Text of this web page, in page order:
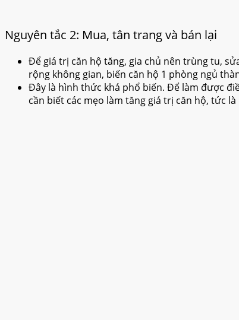
Nguyên tắc 2: Mua, tân trang và bán lại
Để giá trị căn hộ tăng, gia chủ nên trùng tu,
rộng không gian, biến căn hộ 1 phòng ngủ
Đây là hình thức khá phổ biến. Để làm được
cần biết các mẹo làm tăng giá trị căn hộ, tức